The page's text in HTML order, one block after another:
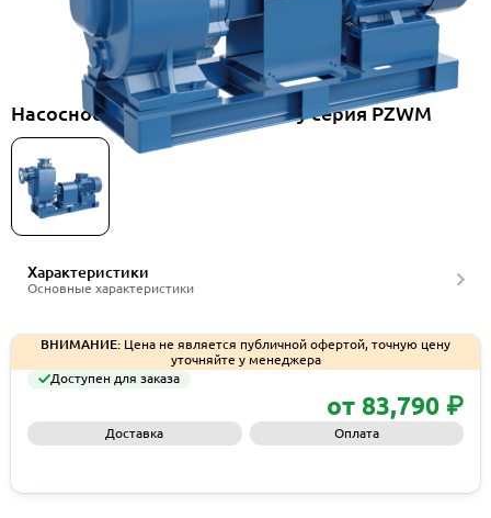
Насосное оборудование Purity серия PZWM
Характеристики
Основные характеристики
ВНИМАНИЕ: Цена не является публичной офертой, точную цену
уточняйте у менеджера
Доступен для заказа
от 83,790 ₽
Доставка Оплата